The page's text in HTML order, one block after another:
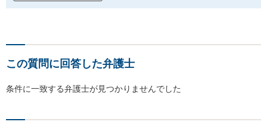
この質問に回答した弁護士
条件に一致する弁護士が見つかりませんでした